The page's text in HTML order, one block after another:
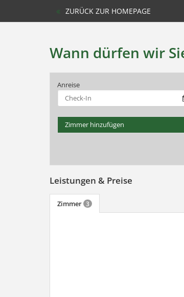
ZURÜCK ZUR HOMEPAGE
Wann dürfen wir
Anreise
Zimmer hinzufügen
Leistungen & Preise
Zimmer 3